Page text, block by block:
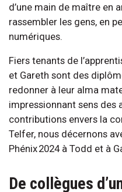
d’une main de maître en
rassembler les gens, en
numériques.
Fiers tenants de
et Gareth sont des
redonner à leur alma
impressionnant sens des
contributions envers la
Telfer, nous décernons
Phénix 2024 à Todd et à
De collègues